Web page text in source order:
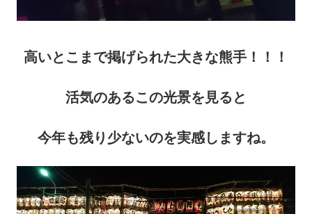
高いとこまで掲げられた大きな熊手！！！
活気のあるこの光景を見ると
今年も残り少ないのを実感しますね。